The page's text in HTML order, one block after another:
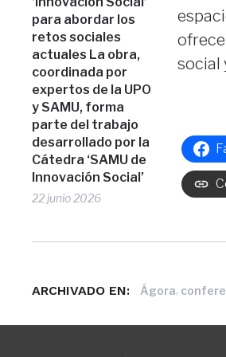
para abordar los
retos sociales
actuales La obra,
coordinada por
expertos de la UPO
y SAMU, forma
parte del trabajo
desarrollado por la
Cátedra ‘SAMU de
Innovación Social’
22 junio 2026
social
ARCHIVADO EN: Ágora,